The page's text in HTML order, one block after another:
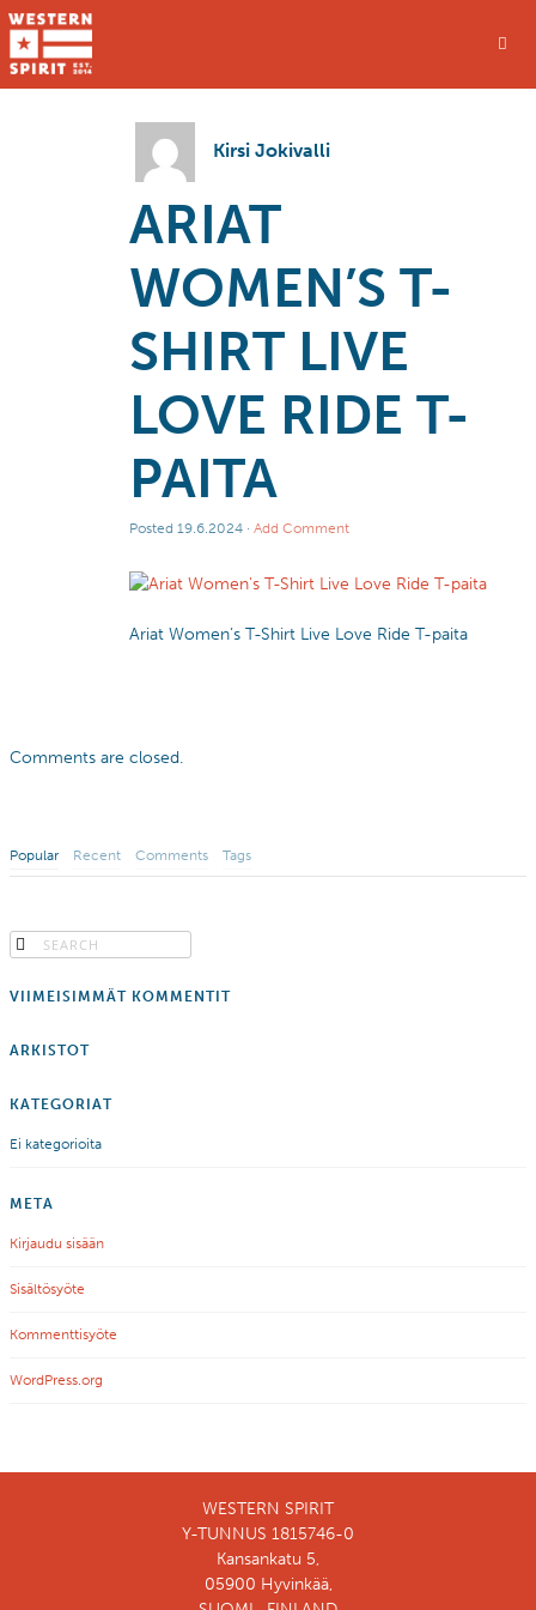
Kirsi Jokivalli
ARIAT
WOMEN’S T-
SHIRT LIVE
LOVE RIDE T-
PAITA
Posted 19.6.2024 · Add Comment
Ariat Women’s T-Shirt Live Love Ride T-paita
Comments are closed.
Popular Recent Comments Tags
VIIMEISIMMÄT KOMMENTIT
ARKISTOT
KATEGORIAT
Ei kategorioita
META
Kirjaudu sisään
Sisältösyöte
Kommenttisyöte
WordPress.org
WESTERN SPIRIT
Y-TUNNUS 1815746-0
Kansankatu 5,
05900 Hyvinkää,